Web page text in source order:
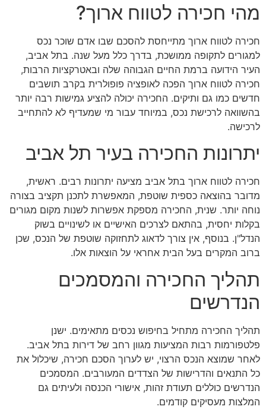
מהי חכירה לטווח ארוך?
חכירה לטווח ארוך מתייחסת להסכם שבו אדם שוכר נכס
למגורים לתקופה ממושכת, בדרך כלל מעל שנה. בתל אביב,
העיר הידועה ברמת החיים הגבוהה שלה ובאטרקציות הרבות,
חכירה לטווח ארוך הפכה לאופציה פופולרית בקרב תושבים
חדשים כמו גם ותיקים. החכירה יכולה להציע גמישות רבה יותר
בהשוואה לרכישת נכס, במיוחד עבור מי שמעדיף לא להתחייב
לרכישה.
יתרונות החכירה בעיר תל אביב
חכירה לטווח ארוך בתל אביב מציעה יתרונות רבים. ראשית,
מדובר בהוצאה כספית שוטפת, המאפשרת לתכנן תקציב בצורה
נוחה יותר. שנית, החכירה מספקת אפשרות לשנות מקום מגורים
בקלות יחסית, בהתאם לצרכים האישיים או לשינויים בשוק
הנדל"ן. בנוסף, אין צורך לדאוג לתחזוקה שוטפת של הנכס, שכן
ברוב המקרים בעל הבית אחראי על הוצאות אלו.
תהליך החכירה והמסמכים
הנדרשים
תהליך החכירה מתחיל בחיפוש נכסים מתאימים. ישנן
פלטפורמות רבות המציעות מגוון רחב של דירות בתל אביב.
לאחר שמוצא הנכס הרצוי, יש לערוך הסכם חכירה, שיכלול את
כל התנאים והדרישות של הצדדים המעורבים. המסמכים
הנדרשים כוללים תעודת זהות, אישורי הכנסה ולעיתים גם
המלצות מעסיקים קודמים.